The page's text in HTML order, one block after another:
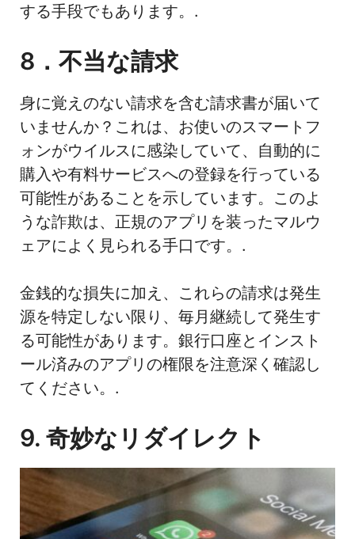
する手段でもあります。.
8．不当な請求
身に覚えのない請求を含む請求書が届いて
いませんか？これは、お使いのスマートフ
ォンがウイルスに感染していて、自動的に
購入や有料サービスへの登録を行っている
可能性があることを示しています。このよ
うな詐欺は、正規のアプリを装ったマルウ
ェアによく見られる手口です。.
金銭的な損失に加え、これらの請求は発生
源を特定しない限り、毎月継続して発生す
る可能性があります。銀行口座とインスト
ール済みのアプリの権限を注意深く確認し
てください。.
9. 奇妙なリダイレクト